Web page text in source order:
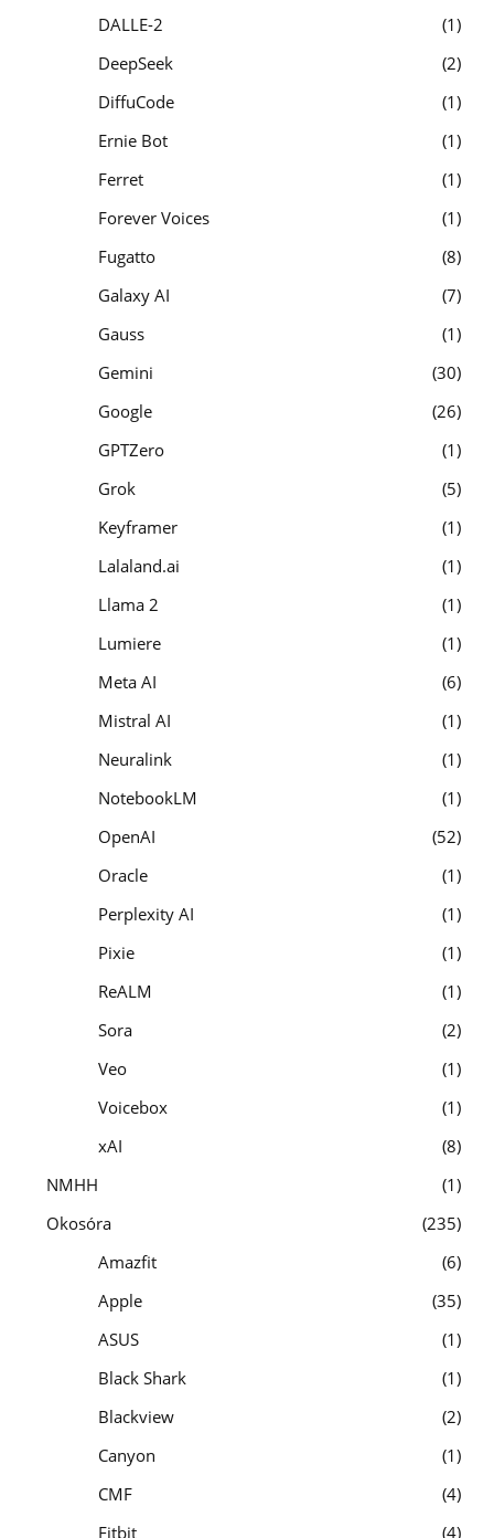
DALLE-2
1
DeepSeek
2
DiffuCode
1
Ernie Bot
1
Ferret
1
Forever Voices
1
Fugatto
8
Galaxy AI
7
Gauss
1
Gemini
30
Google
26
GPTZero
1
Grok
5
Keyframer
1
Lalaland.ai
1
Llama 2
1
Lumiere
1
Meta AI
6
Mistral AI
1
Neuralink
1
NotebookLM
1
OpenAI
52
Oracle
1
Perplexity AI
1
Pixie
1
ReALM
1
Sora
2
Veo
1
Voicebox
1
xAI
8
NMHH
1
Okosóra
235
Amazfit
6
Apple
35
ASUS
1
Black Shark
1
Blackview
2
Canyon
1
CMF
4
Fitbit
4